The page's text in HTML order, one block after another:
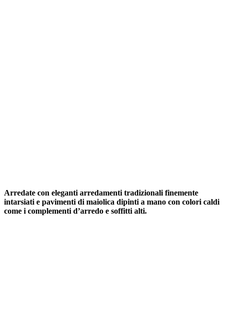
Arredate con eleganti arredamenti tradizionali finemente
intarsiati e pavimenti di maiolica dipinti a mano con colori caldi
come i complementi d’arredo e soffitti alti.